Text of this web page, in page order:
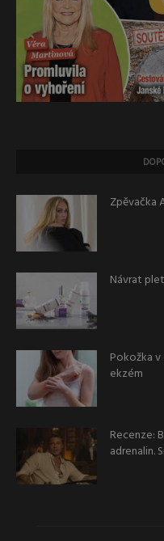
Zpěvačka
Návrat
Pokožka
ekzém
Recenze:
adrenalin.